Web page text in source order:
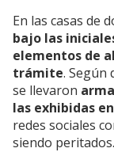
En las casas de
bajo las
elementos de
trámite. Según
se llevaron
las exhibidas
redes sociales
siendo peritados.